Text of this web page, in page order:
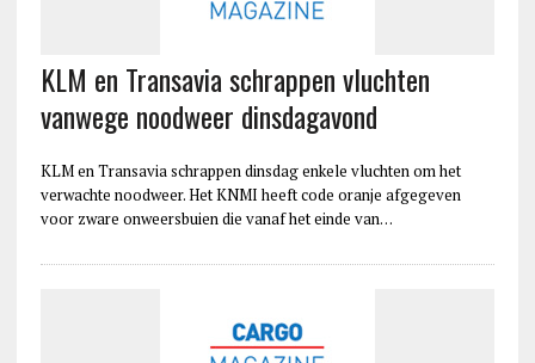
KLM en Transavia schrappen vluchten
vanwege noodweer dinsdagavond
KLM en Transavia schrappen dinsdag enkele vluchten om het
verwachte noodweer. Het KNMI heeft code oranje afgegeven
voor zware onweersbuien die vanaf het einde van…